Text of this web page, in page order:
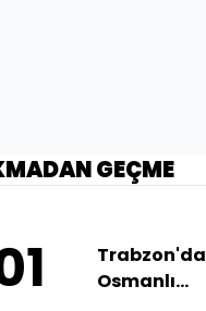
GEÇME
Trabzon'da
Osmanlı